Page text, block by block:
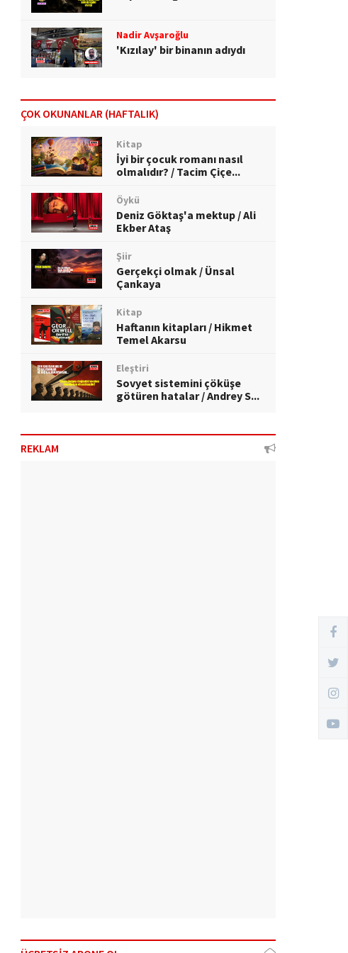
Nadir Avşaroğlu
'Kızılay' bir binanın adıydı
ÇOK OKUNANLAR (HAFTALIK)
Kitap
İyi bir çocuk romanı nasıl
olmalıdır? / Tacim Çiçe...
Öykü
Deniz Göktaş'a mektup / Ali
Ekber Ataş
Şiir
Gerçekçi olmak / Ünsal
Çankaya
Kitap
Haftanın kitapları / Hikmet
Temel Akarsu
Eleştiri
Sovyet sistemini çöküşe
götüren hatalar / Andrey S...
REKLAM